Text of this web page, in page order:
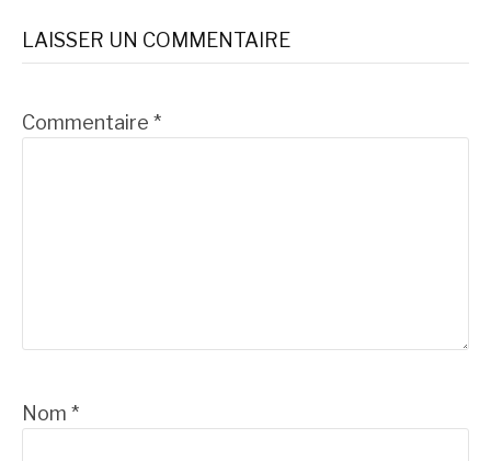
la
suite
LAISSER UN COMMENTAIRE
Commentaire *
Nom *